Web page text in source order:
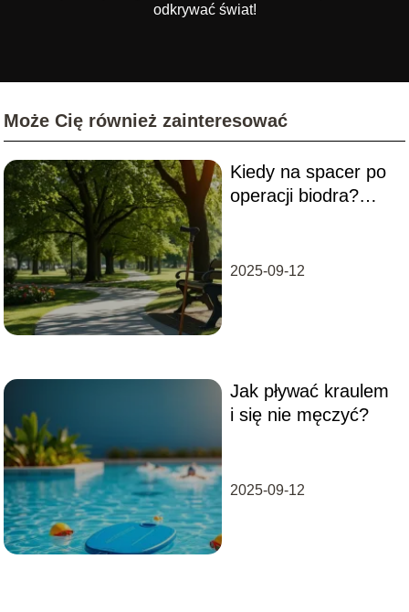
odkrywać świat!
Może Cię również zainteresować
Kiedy na spacer po
operacji biodra?
2025-09-12
Jak pływać kraulem
i się nie męczyć?
2025-09-12